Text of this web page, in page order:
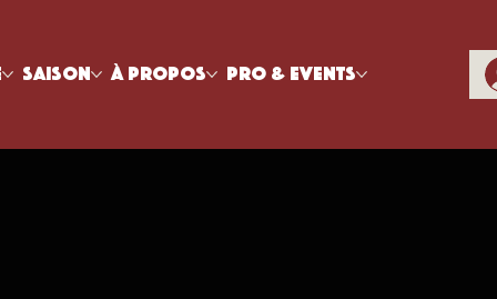
Saison À propos Pro & Events